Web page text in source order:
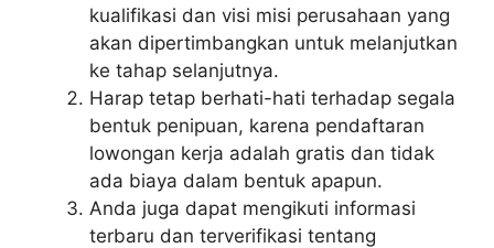
kualifikasi dan visi misi perusahaan yang
akan dipertimbangkan untuk melanjutkan
ke tahap selanjutnya.
Harap tetap berhati-hati terhadap segala
bentuk penipuan, karena pendaftaran
lowongan kerja adalah gratis dan tidak
ada biaya dalam bentuk apapun.
Anda juga dapat mengikuti informasi
terbaru dan terverifikasi tentang